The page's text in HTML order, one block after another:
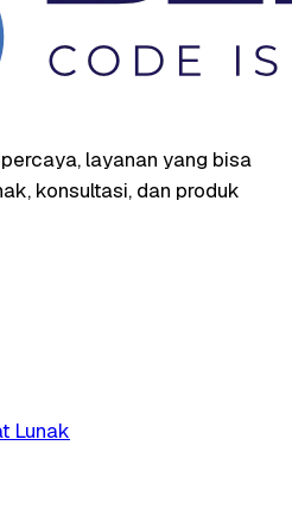
layanan yang bisa
konsultasi, dan produk
Lunak